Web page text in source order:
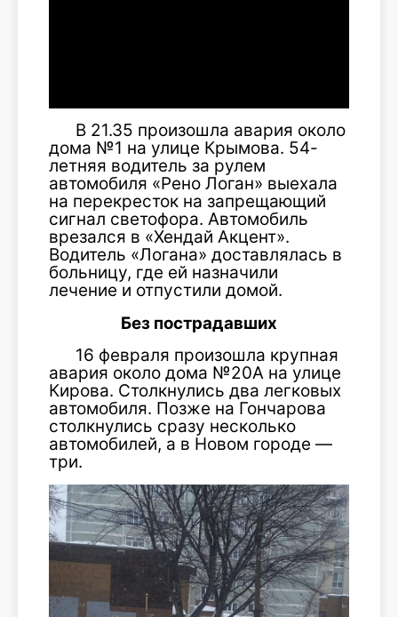
В 21.35 произошла авария около
дома №1 на улице Крымова. 54-
летняя водитель за рулем
автомобиля «Рено Логан» выехала
на перекресток на запрещающий
сигнал светофора. Автомобиль
врезался в «Хендай Акцент».
Водитель «Логана» доставлялась в
больницу, где ей назначили
лечение и отпустили домой.
Без пострадавших
16 февраля произошла крупная
авария около дома №20А на улице
Кирова. Столкнулись два легковых
автомобиля. Позже на Гончарова
столкнулись сразу несколько
автомобилей, а в Новом городе —
три.